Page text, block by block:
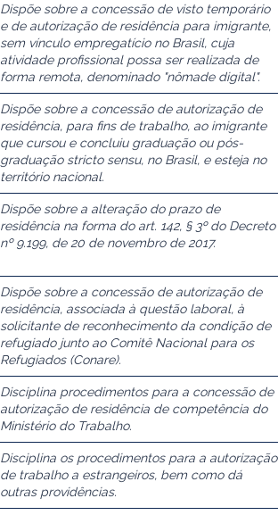
Dispõe sobre a concessão de visto temporário
e de autorização de residência para imigrante,
sem vínculo empregatício no Brasil, cuja
atividade profissional possa ser realizada de
forma remota, denominado "nômade digital".
Dispõe sobre a concessão de autorização de
residência, para fins de trabalho, ao imigrante
que cursou e concluiu graduação ou pós-
graduação stricto sensu, no Brasil, e esteja no
território nacional.
Dispõe sobre a alteração do prazo de
residência na forma do art. 142, § 3º do Decreto
nº 9.199, de 20 de novembro de 2017.
Dispõe sobre a concessão de autorização de
residência, associada à questão laboral, à
solicitante de reconhecimento da condição de
refugiado junto ao Comitê Nacional para os
Refugiados (Conare).
Disciplina procedimentos para a concessão de
autorização de residência de competência do
Ministério do Trabalho.
Disciplina os procedimentos para a autorização
de trabalho a estrangeiros, bem como dá
outras providências.